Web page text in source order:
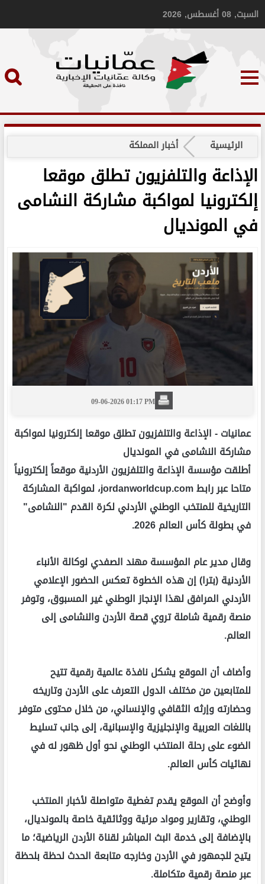
السبت, 08 أغسطس, 2026
الرئيسية أخبار المملكة
الإذاعة والتلفزيون تطلق موقعا
إلكترونيا لمواكبة مشاركة النشامى
في المونديال
09-06-2026 01:17 PM
عمانيات -الإذاعة والتلفزيون تطلق موقعا إلكترونيا لمواكبة
مشاركة النشامى في المونديال
أطلقت مؤسسة الإذاعة والتلفزيون الأردنية موقعاً إلكترونياً
متاحا عبر رابط jordanworldcup.com، لمواكبة المشاركة
التاريخية للمنتخب الوطني الأردني لكرة القدم "النشامى"
في بطولة كأس العالم 2026.
وقال مدير عام المؤسسة مهند الصفدي لوكالة الأنباء
الأردنية (بترا) إن هذه الخطوة تعكس الحضور الإعلامي
الأردني المرافق لهذا الإنجاز الوطني غير المسبوق، وتوفر
منصة رقمية شاملة تروي قصة الأردن والنشامى إلى
العالم.
وأضاف أن الموقع يشكل نافذة عالمية رقمية تتيح
للمتابعين من مختلف الدول التعرف على الأردن وتاريخه
وحضارته وإرثه الثقافي والإنساني، من خلال محتوى متوفر
باللغات العربية والإنجليزية والإسبانية، إلى جانب تسليط
الضوء على رحلة المنتخب الوطني نحو أول ظهور له في
نهائيات كأس العالم.
وأوضح أن الموقع يقدم تغطية متواصلة لأخبار المنتخب
الوطني، وتقارير ومواد مرئية ووثائقية خاصة بالمونديال،
بالإضافة إلى خدمة البث المباشر لقناة الأردن الرياضية؛ ما
يتيح للجمهور في الأردن وخارجه متابعة الحدث لحظة بلحظة
عبر منصة رقمية متكاملة.